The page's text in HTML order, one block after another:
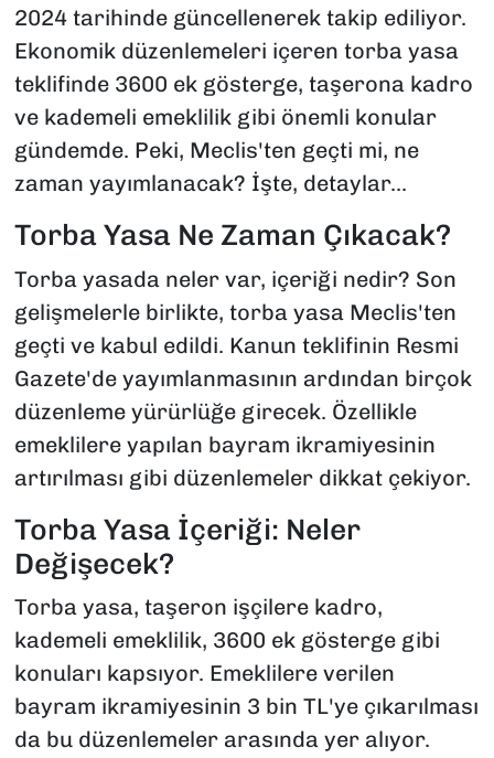
2024 tarihinde güncellenerek takip ediliyor.
Ekonomik düzenlemeleri içeren torba yasa
teklifinde 3600 ek gösterge, taşerona kadro
ve kademeli emeklilik gibi önemli konular
gündemde. Peki, Meclis'ten geçti mi, ne
zaman yayımlanacak? İşte, detaylar...
Torba Yasa Ne Zaman Çıkacak?
Torba yasada neler var, içeriği nedir? Son
gelişmelerle birlikte, torba yasa Meclis'ten
geçti ve kabul edildi. Kanun teklifinin Resmi
Gazete'de yayımlanmasının ardından birçok
düzenleme yürürlüğe girecek. Özellikle
emeklilere yapılan bayram ikramiyesinin
artırılması gibi düzenlemeler dikkat çekiyor.
Torba Yasa İçeriği: Neler
Değişecek?
Torba yasa, taşeron işçilere kadro,
kademeli emeklilik, 3600 ek gösterge gibi
konuları kapsıyor. Emeklilere verilen
bayram ikramiyesinin 3 bin TL'ye çıkarılması
da bu düzenlemeler arasında yer alıyor.